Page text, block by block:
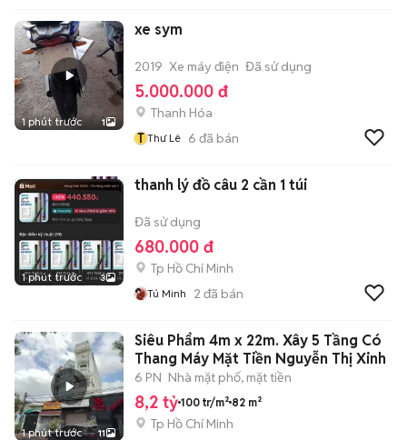
1 phút trước 1
xe sym
2019 Xe máy điện Đã sử dụng
5.000.000 đ
Thanh Hóa
T Thư Lê 6 đã bán
1 phút trước 3
thanh lý đồ câu 2 cần 1 túi
Đã sử dụng
680.000 đ
Tp Hồ Chí Minh
Tú Minh 2 đã bán
1 phút trước 11
Siêu Phẩm 4m x 22m. Xây 5 Tầng Có
Thang Máy Mặt Tiền Nguyễn Thị Xinh
6 PN Nhà mặt phố, mặt tiền
8,2 tỷ 100 tr/m² 82 m²
Tp Hồ Chí Minh